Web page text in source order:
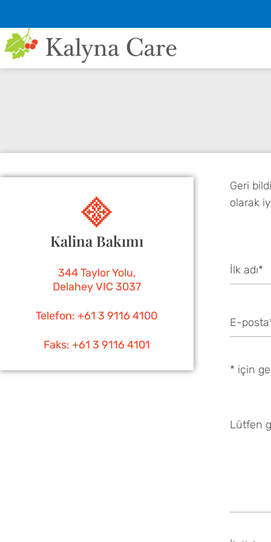
Kalina Bakımı
344 Taylor Yolu,
Delahey VIC 3037
Telefon: +61 3 9116 4100
Faks: +61 3 9116 4101
Geri
olarak
* için